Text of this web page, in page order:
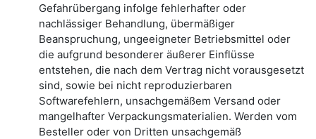
Gefahrübergang infolge fehlerhafter oder
nachlässiger Behandlung, übermäßiger
Beanspruchung, ungeeigneter Betriebsmittel oder
die aufgrund besonderer äußerer Einflüsse
entstehen, die nach dem Vertrag nicht vorausgesetzt
sind, sowie bei nicht reproduzierbaren
Softwarefehlern, unsachgemäßem Versand oder
mangelhafter Verpackungsmaterialien. Werden vom
Besteller oder von Dritten unsachgemäß